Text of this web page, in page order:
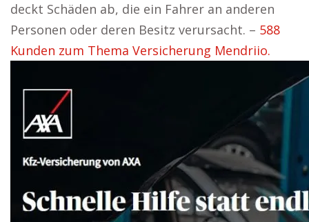
deckt Schäden ab, die ein Fahrer an anderen
Personen oder deren Besitz verursacht. – 588
Kunden zum Thema Versicherung Mendriio.